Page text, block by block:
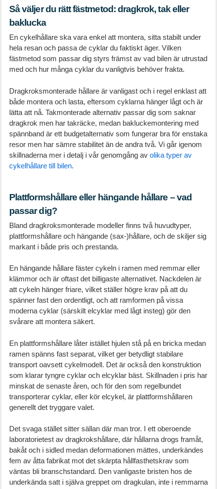
Så väljer du rätt fästmetod: dragkrok, tak eller
baklucka
En cykelhållare ska vara enkel att montera, sitta stabilt under
hela resan och passa de cyklar du faktiskt äger. Vilken
fästmetod som passar dig styrs främst av vad bilen är utrustad
med och hur många cyklar du vanligtvis behöver frakta.
Dragkroksmonterade hållare är vanligast och i regel enklast att
både montera och lasta, eftersom cyklarna hänger lågt och är
lätta att nå. Takmonterade alternativ passar dig som saknar
dragkrok men har takräcke, medan bakluckemontering med
spännband är ett budgetalternativ som fungerar bra för enstaka
resor men har sämre stabilitet än de andra två. Vi går igenom
skillnaderna mer i detalj i vår genomgång av olika typer av
cykelhållare till bilen.
Plattformshållare eller hängande hållare – vad
passar dig?
Bland dragkroksmonterade modeller finns två huvudtyper,
plattformshållare och hängande (sax-)hållare, och de skiljer sig
markant i både pris och prestanda.
En hängande hållare fäster cykeln i ramen med remmar eller
klämmor och är oftast det billigaste alternativet. Nackdelen är
att cykeln hänger friare, vilket ställer högre krav på att du
spänner fast den ordentligt, och att ramformen på vissa
moderna cyklar (särskilt elcyklar med lågt insteg) gör den
svårare att montera säkert.
En plattformshållare låter istället hjulen stå på en bricka medan
ramen spänns fast separat, vilket ger betydligt stabilare
transport oavsett cykelmodell. Det är också den konstruktion
som klarar tyngre cyklar och elcyklar bäst. Skillnaden i pris har
minskat de senaste åren, och för den som regelbundet
transporterar cyklar, eller kör elcykel, är plattformshållaren
generellt det tryggare valet.
Det svaga stället sitter sällan där man tror. I ett oberoende
laboratorietest av dragkrokshållare, där hållarna drogs framåt,
bakåt och i sidled medan deformationen mättes, underkändes
fem av åtta fabrikat mot det skärpta hållfasthetskrav som
väntas bli branschstandard. Den vanligaste bristen hos de
underkända satt i själva greppet om dragkulan, inte i remmarna